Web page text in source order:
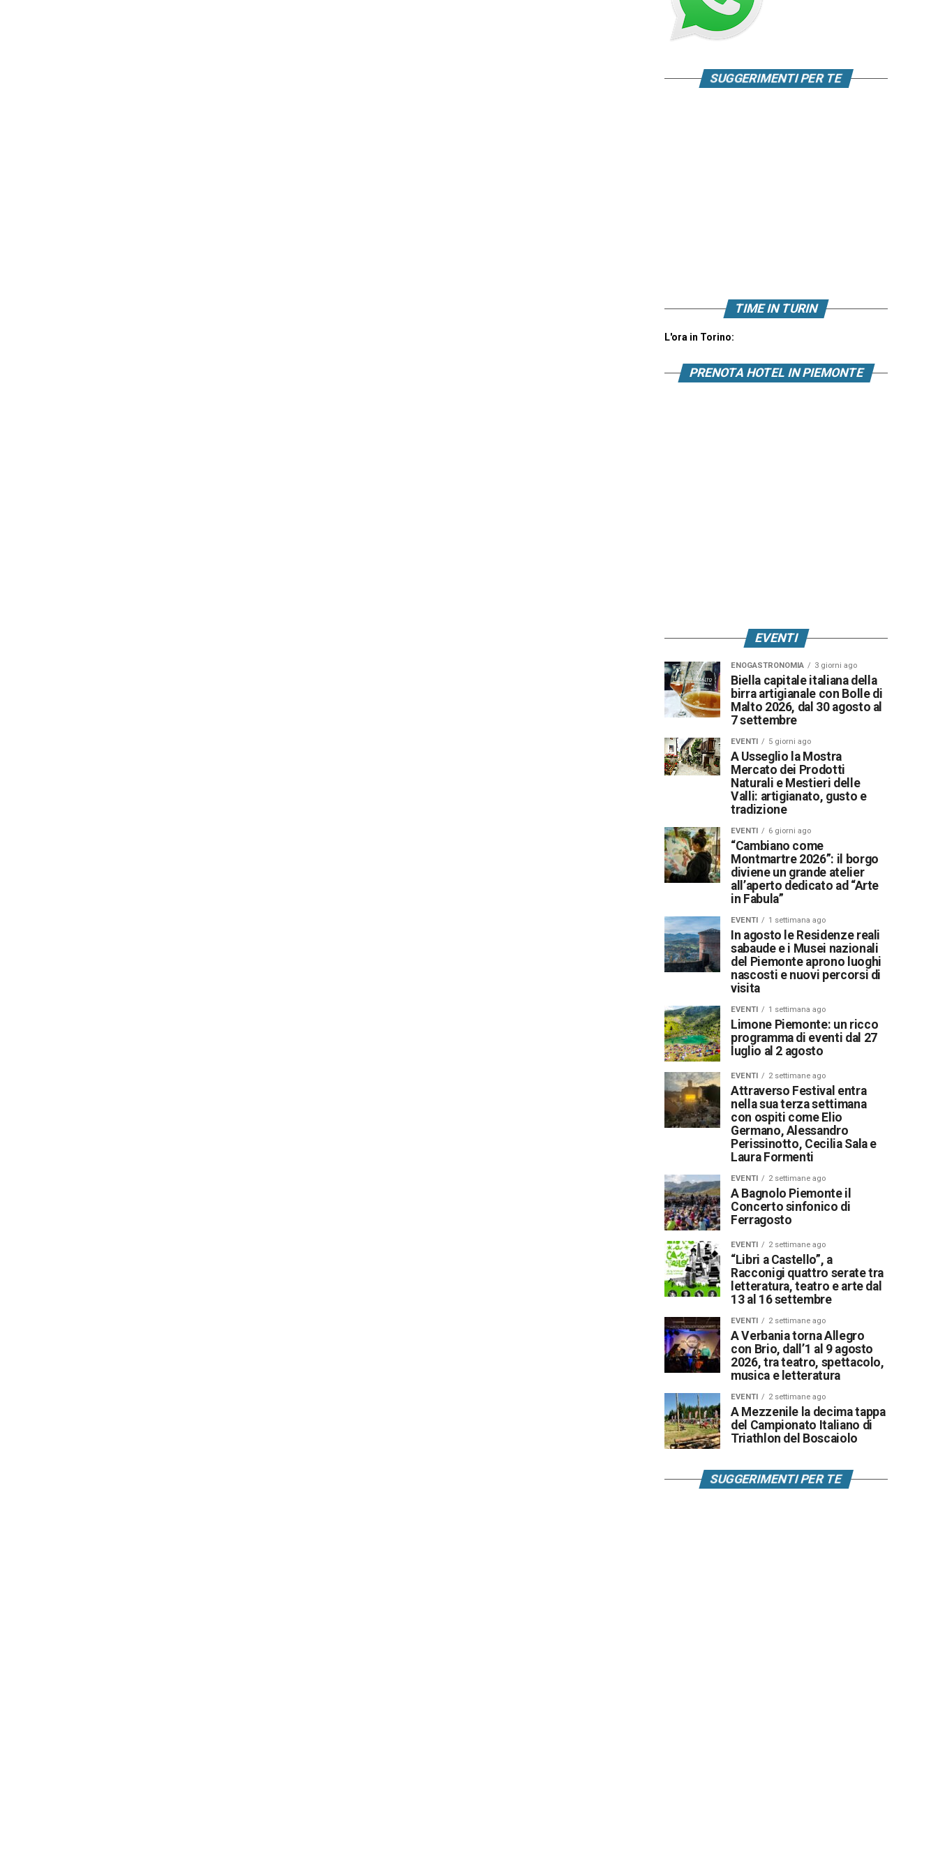
SUGGERIMENTI PER TE
TIME IN TURIN
L'ora in Torino:
PRENOTA HOTEL IN PIEMONTE
EVENTI
ENOGASTRONOMIA 3 giorni ago
Biella capitale italiana della
birra artigianale con Bolle di
Malto 2026, dal 30 agosto al
7 settembre
EVENTI 5 giorni ago
A Usseglio la Mostra
Mercato dei Prodotti
Naturali e Mestieri delle
Valli: artigianato, gusto e
tradizione
EVENTI 6 giorni ago
“Cambiano come
Montmartre 2026”: il borgo
diviene un grande atelier
all’aperto dedicato ad “Arte
in Fabula”
EVENTI 1 settimana ago
In agosto le Residenze reali
sabaude e i Musei nazionali
del Piemonte aprono luoghi
nascosti e nuovi percorsi di
visita
EVENTI 1 settimana ago
Limone Piemonte: un ricco
programma di eventi dal 27
luglio al 2 agosto
EVENTI 2 settimane ago
Attraverso Festival entra
nella sua terza settimana
con ospiti come Elio
Germano, Alessandro
Perissinotto, Cecilia Sala e
Laura Formenti
EVENTI 2 settimane ago
A Bagnolo Piemonte il
Concerto sinfonico di
Ferragosto
EVENTI 2 settimane ago
“Libri a Castello”, a
Racconigi quattro serate tra
letteratura, teatro e arte dal
13 al 16 settembre
EVENTI 2 settimane ago
A Verbania torna Allegro
con Brio, dall’1 al 9 agosto
2026, tra teatro, spettacolo,
musica e letteratura
EVENTI 2 settimane ago
A Mezzenile la decima tappa
del Campionato Italiano di
Triathlon del Boscaiolo
SUGGERIMENTI PER TE